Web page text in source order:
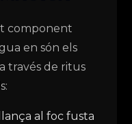
component
en són els
través de ritus
al foc fusta